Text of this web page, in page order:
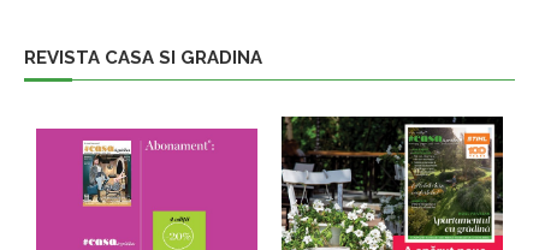
REVISTA CASA SI GRADINA